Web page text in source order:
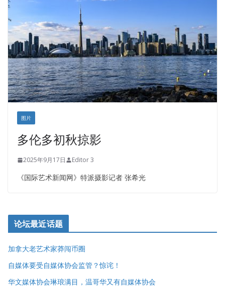
正点印艺设计
图片
多伦多初秋掠影
2025年9月17日 Editor 3
《国际艺术新闻网》特派摄影记者 张希光
论坛最近话题
加拿大老艺术家莽闯币圈
自媒体要受自媒体协会监管？惊诧！
华文媒体协会琳琅满目，温哥华又有自媒体协会